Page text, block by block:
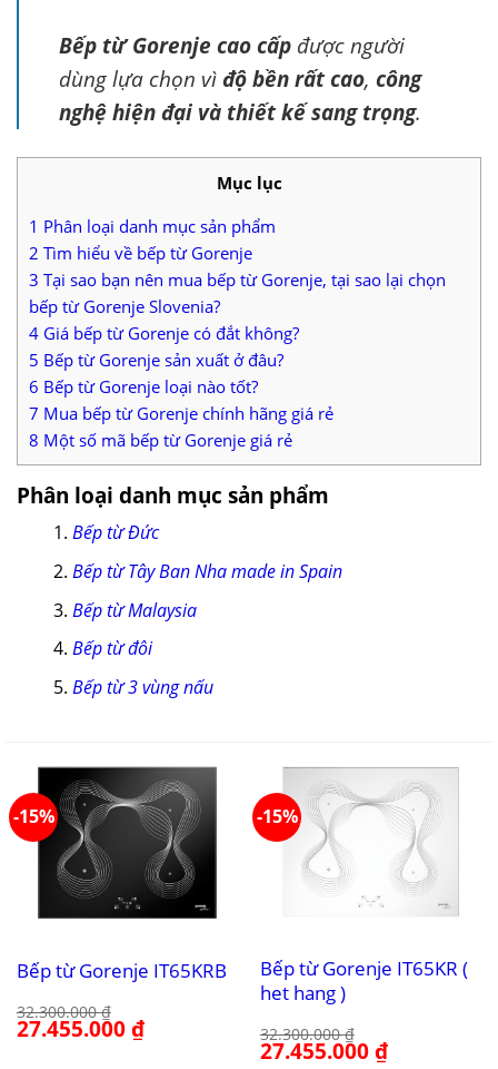
Bếp từ Gorenje cao cấp được người
dùng lựa chọn vìđộ bền rất cao, công
nghệ hiện đại và thiết kế sang trọng.
Mục lục
1 Phân loại danh mục sản phẩm
2 Tìm hiểu về bếp từ Gorenje
3 Tại sao bạn nên mua bếp từ Gorenje, tại sao lại chọn
bếp từ Gorenje Slovenia?
4 Giá bếp từ Gorenje có đắt không?
5 Bếp từ Gorenje sản xuất ở đâu?
6 Bếp từ Gorenje loại nào tốt?
7 Mua bếp từ Gorenje chính hãng giá rẻ
8 Một số mã bếp từ Gorenje giá rẻ
Phân loại danh mục sản phẩm
Bếp từ Đức
Bếp từ Tây Ban Nha made in Spain
Bếp từ Malaysia
Bếp từ đôi
Bếp từ 3 vùng nấu
-15%
Bếp từ Gorenje IT65KRB
32.300.000₫
Giá
gốc
27.455.000₫Giá
hiện
-15%
Bếp từ Gorenje IT65KR (
het hang )
32.300.000₫
Giá
gốc
27.455.000₫Giá
hiện